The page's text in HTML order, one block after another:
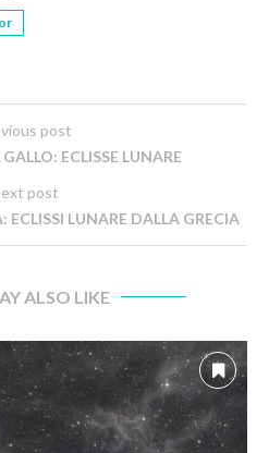
post
ECLISSE LUNARE
post
ECLISSI LUNARE DALLA GRECIA
ALSO LIKE